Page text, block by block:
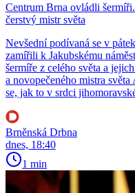
Centrum Brna ovládli
čerstvý mistr světa
Nevšední podívaná se v
zamířili k Jakubskému
šermíře z celého světa a
a novopečeného mistra
se, jak to v srdci
Brněnská Drbna
dnes, 18:40
1 min